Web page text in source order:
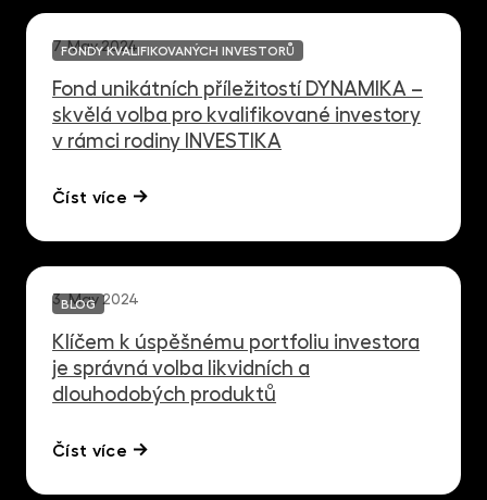
7. May 2024
Fond unikátních příležitostí DYNAMIKA –
skvělá volba pro kvalifikované investory
v rámci rodiny INVESTIKA
Číst více
FONDY KVALIFIKOVANÝCH INVESTORŮ
3. May 2024
Klíčem k úspěšnému portfoliu investora
je správná volba likvidních a
dlouhodobých produktů
Číst více
BLOG